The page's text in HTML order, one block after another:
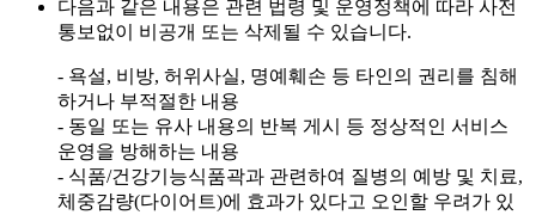
다음과 같은 내용은 관련 법령 및 운영정책에 따라 사전
통보없이 비공개 또는 삭제될 수 있습니다.
- 욕설, 비방, 허위사실, 명예훼손 등 타인의 권리를 침해
하거나 부적절한 내용
- 동일 또는 유사 내용의 반복 게시 등 정상적인 서비스
운영을 방해하는 내용
- 식품/건강기능식품곽과 관련하여 질병의 예방 및 치료,
체중감량(다이어트)에 효과가 있다고 오인할 우려가 있